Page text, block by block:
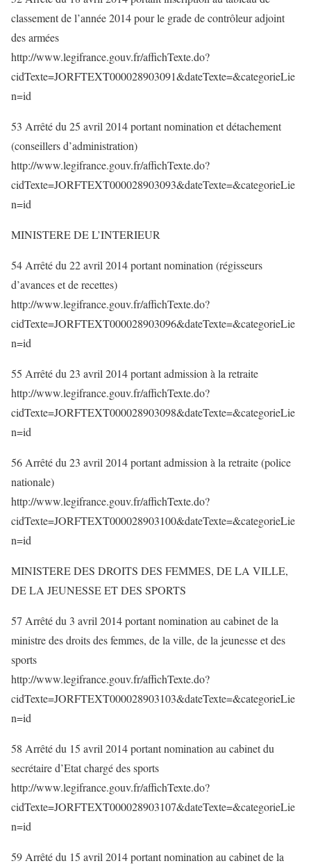
classement de l’année 2014 pour le grade de contrôleur adjoint
des armées
http://www.legifrance.gouv.fr/affichTexte.do?
cidTexte=JORFTEXT000028903091&dateTexte=&categorieLie
n=id
53 Arrêté du 25 avril 2014 portant nomination et détachement
(conseillers d’administration)
http://www.legifrance.gouv.fr/affichTexte.do?
cidTexte=JORFTEXT000028903093&dateTexte=&categorieLie
n=id
MINISTERE DE L’INTERIEUR
54 Arrêté du 22 avril 2014 portant nomination (régisseurs
d’avances et de recettes)
http://www.legifrance.gouv.fr/affichTexte.do?
cidTexte=JORFTEXT000028903096&dateTexte=&categorieLie
n=id
55 Arrêté du 23 avril 2014 portant admission à la retraite
http://www.legifrance.gouv.fr/affichTexte.do?
cidTexte=JORFTEXT000028903098&dateTexte=&categorieLie
n=id
56 Arrêté du 23 avril 2014 portant admission à la retraite (police
nationale)
http://www.legifrance.gouv.fr/affichTexte.do?
cidTexte=JORFTEXT000028903100&dateTexte=&categorieLie
n=id
MINISTERE DES DROITS DES FEMMES, DE LA VILLE,
DE LA JEUNESSE ET DES SPORTS
57 Arrêté du 3 avril 2014 portant nomination au cabinet de la
ministre des droits des femmes, de la ville, de la jeunesse et des
sports
http://www.legifrance.gouv.fr/affichTexte.do?
cidTexte=JORFTEXT000028903103&dateTexte=&categorieLie
n=id
58 Arrêté du 15 avril 2014 portant nomination au cabinet du
secrétaire d’Etat chargé des sports
http://www.legifrance.gouv.fr/affichTexte.do?
cidTexte=JORFTEXT000028903107&dateTexte=&categorieLie
n=id
59 Arrêté du 15 avril 2014 portant nomination au cabinet de la